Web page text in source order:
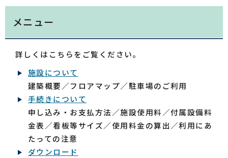
メニュー
詳しくはこちらをご覧ください。
施設について
建築概要／フロアマップ／駐車場のご利用
手続きについて
申し込み・お支払方法／施設使用料／付属設備料
金表／看板等サイズ／使用料金の算出／利用にあ
たっての注意
ダウンロード